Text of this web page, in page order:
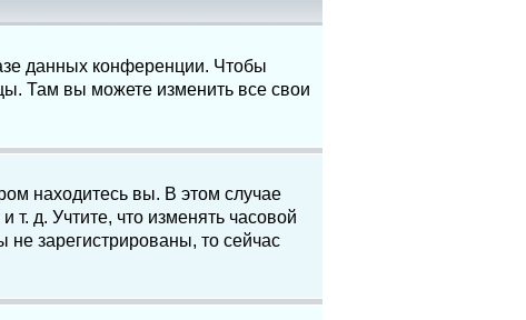
данных конференции. Чтобы
Там вы можете изменить все свои
находитесь вы. В этом случае
т. д. Учтите, что изменять часовой
не зарегистрированы, то сейчас